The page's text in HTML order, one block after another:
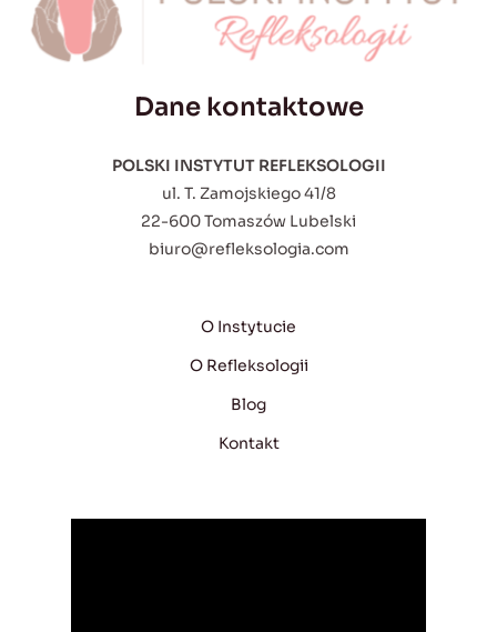
Dane kontaktowe
POLSKI INSTYTUT REFLEKSOLOGII
ul. T. Zamojskiego 41/8
22-600 Tomaszów Lubelski
biuro@refleksologia.com
O Instytucie
O Refleksologii
Blog
Kontakt